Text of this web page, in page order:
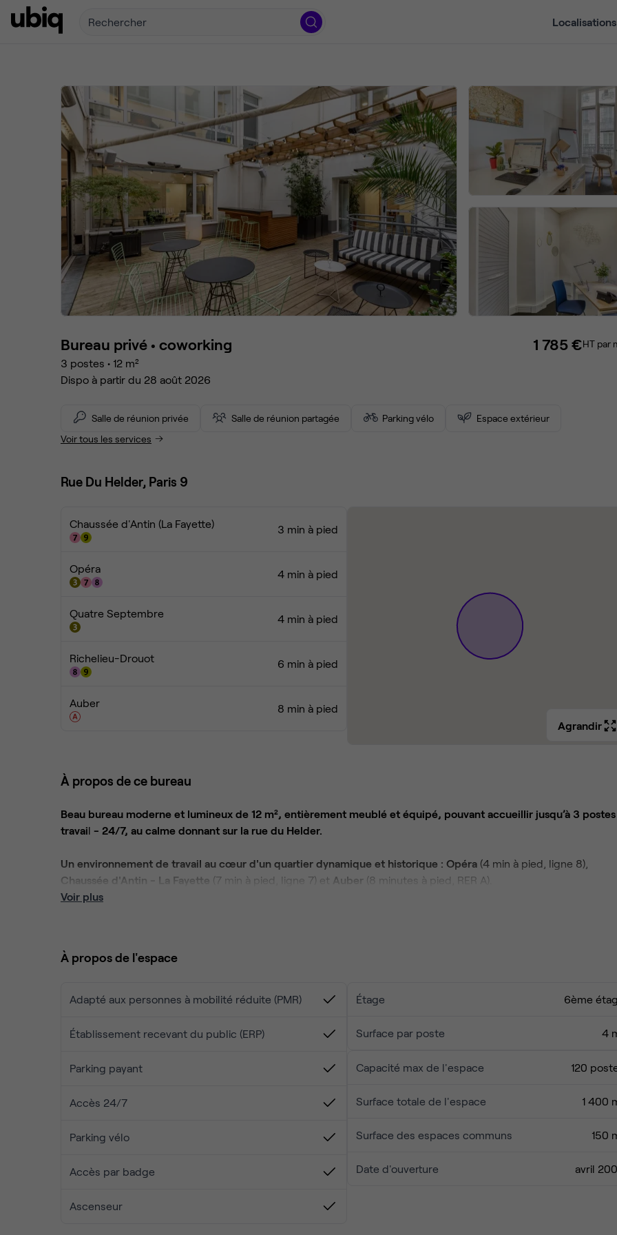
Rechercher Localisations
Bureau privé • coworking
3 postes • 12 m²
Dispo à partir du 28 août 2026
1 785 €HT par
Salle de réunion privée Salle de réunion partagée Parking vélo
Espace extérieur
Voir tous les services
Rue Du Helder, Paris 9
Chaussée d'Antin (La Fayette) 3 min à pied
Opéra 4 min à pied
Quatre Septembre 4 min à pied
Richelieu-Drouot 6 min à pied
Auber
8 min à pied
Agrandir
À propos de ce bureau
Beau bureau moderne et lumineux de 12 m², entièrement meublé et équipé, pouvant accueillir jusqu’à 3
travail - 24/7, au calme donnant sur la rue du Helder.
Un environnement de travail au cœur d'un quartier dynamique et historique : Opéra (4 min à pied, ligne 8),
Chaussée d'Antin - La Fayette (7 min à pied, ligne 7) et Auber (8 minutes à pied, RER A).
événements professionnels, et espace modulable pour cocktails, séminaires, et sessions de team-building.
Tout est pensé pour que vous puissiez travailler dans des conditions optimales, avec
Voir plus
À propos de l'espace
Adapté aux personnes à mobilité réduite (PMR)
Établissement recevant du public (ERP)
Parking payant
Accès 24/7
Parking vélo
Accès par badge
Ascenseur
Étage 6ème
Surface par poste 4
Capacité max de l'espace 120
Surface totale de l'espace 1 400
Surface des espaces communs 150
Date d'ouverture avril